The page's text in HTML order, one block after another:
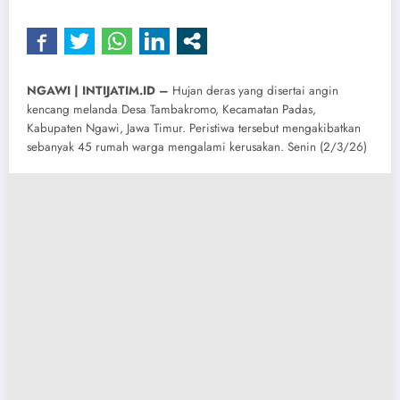
NGAWI | INTIJATIM.ID – Hujan deras yang disertai angin
kencang melanda Desa Tambakromo, Kecamatan Padas,
Kabupaten Ngawi, Jawa Timur. Peristiwa tersebut mengakibatkan
sebanyak 45 rumah warga mengalami kerusakan. Senin (2/3/26)